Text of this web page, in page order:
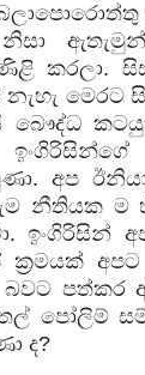
කරලා.
මෙරට
බෞද්ධ
අප
නීතියක
ඉංගිරිසින්
අපට
පත්කර
පෝලිම්
ද?